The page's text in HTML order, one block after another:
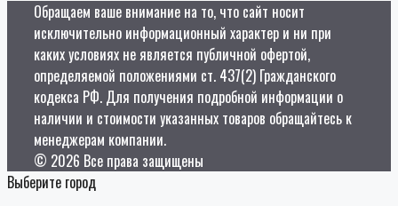
Обращаем ваше внимание на то, что сайт носит
исключительно информационный характер и ни при
каких условиях не является публичной офертой,
определяемой положениями ст. 437(2) Гражданского
кодекса РФ. Для получения подробной информации о
наличии и стоимости указанных товаров обращайтесь к
менеджерам компании.
© 2026 Все права защищены
Выберите город